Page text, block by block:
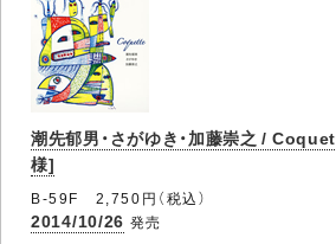
潮先郁男・さがゆき・加藤崇之 /
様]
B-59F 2,750円（税込）
2014/10/26 発売